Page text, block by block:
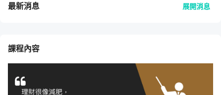
最新消息 展開消息
課程內容